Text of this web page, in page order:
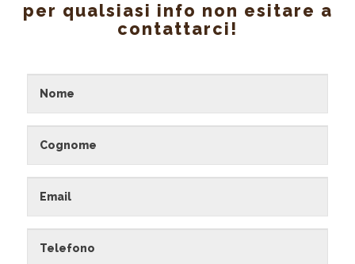
per qualsiasi info non esitare a
contattarci!